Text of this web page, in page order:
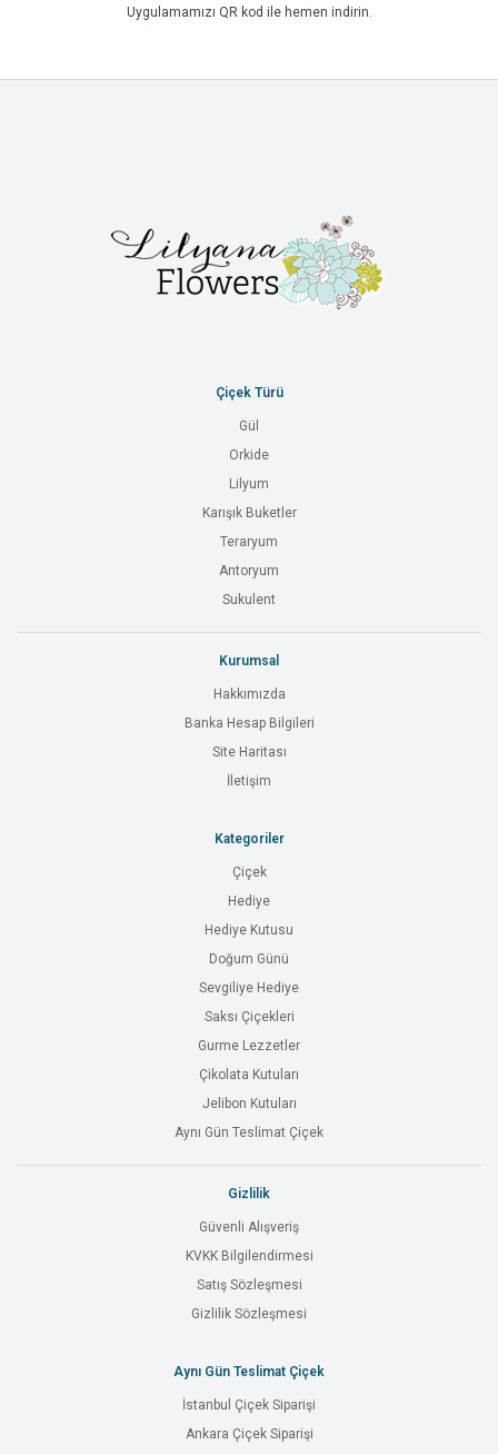
Uygulamamızı QR kod ile hemen indirin.
Çiçek Türü
Gül
Orkide
Lilyum
Karışık Buketler
Teraryum
Antoryum
Sukulent
Kurumsal
Hakkımızda
Banka Hesap Bilgileri
Site Haritası
İletişim
Kategoriler
Çiçek
Hediye
Hediye Kutusu
Doğum Günü
Sevgiliye Hediye
Saksı Çiçekleri
Gurme Lezzetler
Çikolata Kutuları
Jelibon Kutuları
Aynı Gün Teslimat Çiçek
Gizlilik
Güvenli Alışveriş
KVKK Bilgilendirmesi
Satış Sözleşmesi
Gizlilik Sözleşmesi
Aynı Gün Teslimat Çiçek
İstanbul Çiçek Siparişi
Ankara Çiçek Siparişi